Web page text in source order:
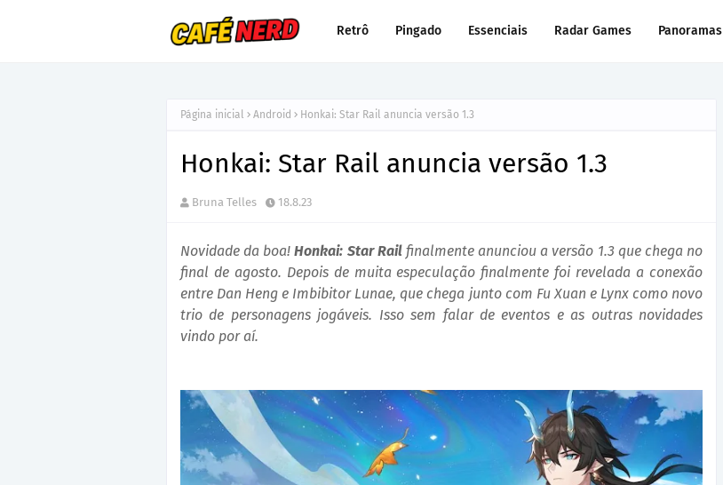
Retrô Pingado Essenciais Radar Games Panoramas
Página inicial Android Honkai: Star Rail anuncia versão 1.3
Honkai: Star Rail anuncia versão 1.3
Bruna Telles 18.8.23
Novidade da boa!Honkai: Star Railfinalmente anunciou a versão 1.3 que chega no
final de agosto. Depois de muita especulação finalmente foi revelada a conexão
entre Dan Heng e Imbibitor Lunae, que chega junto com Fu Xuan e Lynx como novo
trio de personagens jogáveis. Isso sem falar de eventos e as outras novidades
vindo por aí.